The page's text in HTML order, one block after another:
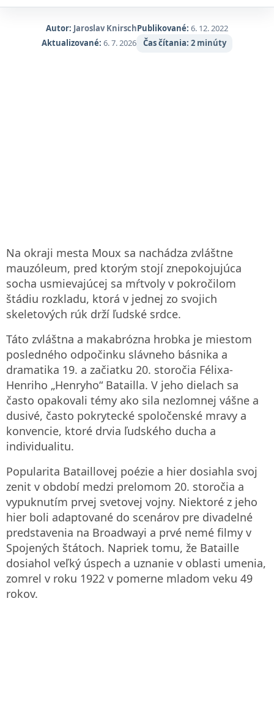
Autor: Jaroslav KnirschPublikované: 6. 12. 2022
Aktualizované: 6. 7. 2026 Čas čítania: 2 minúty
Na okraji mesta Moux sa nachádza zvláštne
mauzóleum, pred ktorým stojí znepokojujúca
socha usmievajúcej sa mŕtvoly v pokročilom
štádiu rozkladu, ktorá v jednej zo svojich
skeletových rúk drží ľudské srdce.
Táto zvláštna a makabrózna hrobka je miestom
posledného odpočinku slávneho básnika a
dramatika 19. a začiatku 20. storočia Félixa-
Henriho „Henryho“ Batailla. V jeho dielach sa
často opakovali témy ako sila nezlomnej vášne a
dusivé, často pokrytecké spoločenské mravy a
konvencie, ktoré drvia ľudského ducha a
individualitu.
Popularita Bataillovej poézie a hier dosiahla svoj
zenit v období medzi prelomom 20. storočia a
vypuknutím prvej svetovej vojny. Niektoré z jeho
hier boli adaptované do scenárov pre divadelné
predstavenia na Broadwayi a prvé nemé filmy v
Spojených štátoch. Napriek tomu, že Bataille
dosiahol veľký úspech a uznanie v oblasti umenia,
zomrel v roku 1922 v pomerne mladom veku 49
rokov.